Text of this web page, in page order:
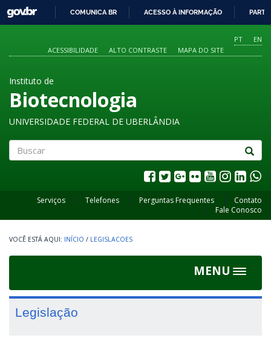
O
CONTEÚDO
GOVBR
COMUNICA BR ACESSO À INFORMAÇÃO
PT
EN
ACESSIBILIDADE
ALTO CONTRASTE MAPA DO SITE
Instituto de
Biotecnologia
UNIVERSIDADE FEDERAL DE UBERLÂNDIA
Serviços Telefones Perguntas Frequentes
Contato
Fale Conosco
INÍCIO / LEGISLACOES
MENU
Toggle
Legislação